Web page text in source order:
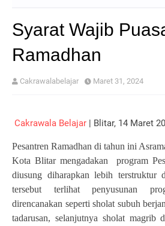
Syarat Wajib
Ramadhan
Cakrawalabelajar Maret 31, 2024
Cakrawala Belajar | Blitar, 14 Maret
Pesantren Ramadhan di tahun ini
Kota Blitar mengadakan
program
diusung diharapkan lebih terstruktur
tersebut terlihat penyusunan
direncanakan seperti sholat subuh
tadarusan, selanjutnya sholat magrib